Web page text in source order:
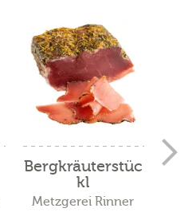
Bergkräuterstüc
kl
Metzgerei Rinner